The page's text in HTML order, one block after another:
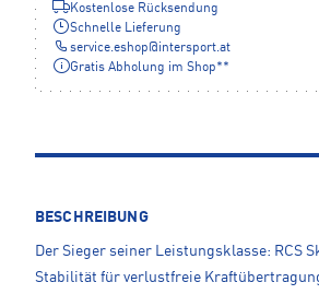
Kostenlose Rücksendung
Schnelle Lieferung
service.eshop@intersport.at
Gratis Abholung im Shop**
BESCHREIBUNG
Der Sieger seiner Leistungsklasse: RCS
Stabilität für verlustfreie